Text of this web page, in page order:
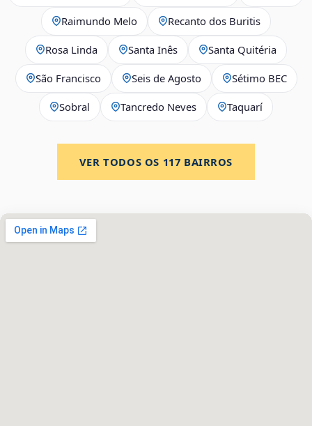
Raimundo Melo Recanto dos Buritis
Rosa Linda Santa Inês Santa Quitéria
São Francisco Seis de Agosto Sétimo BEC
Sobral Tancredo Neves Taquarí
VER TODOS OS 117 BAIRROS